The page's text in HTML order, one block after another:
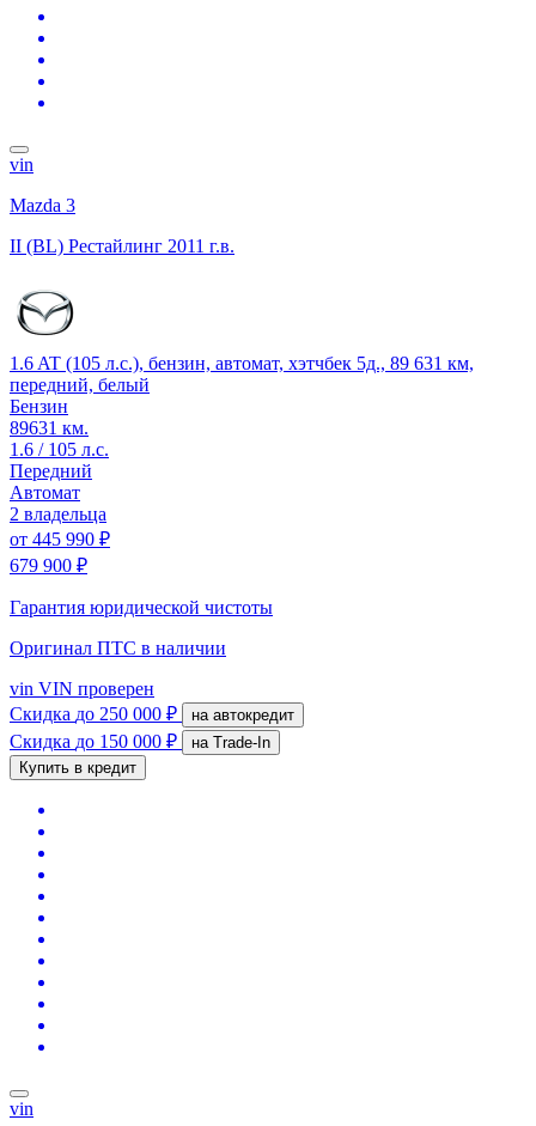
vin
Mazda 3
II (BL) Рестайлинг 2011 г.в.
1.6 AT (105 л.с.), бензин, автомат, хэтчбек 5д., 89 631 км,
передний, белый
Бензин
89631 км.
1.6 / 105 л.с.
Передний
Автомат
2 владельца
от 445 990 ₽
679 900 ₽
Гарантия юридической чистоты
Оригинал ПТС в наличии
vin VIN проверен
Скидка до 250 000 ₽ на автокредит
Скидка до 150 000 ₽
на Trade-In
Купить в кредит
vin